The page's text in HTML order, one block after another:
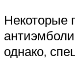
Некоторые
однако,